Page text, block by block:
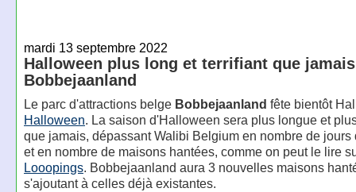
mardi 13 septembre 2022
Halloween plus long et terrifiant que
Bobbejaanland
Le parc d'attractions belge Bobbejaanland fête bientôt
Halloween. La saison d'Halloween sera plus longue et
que jamais, dépassant Walibi Belgium en nombre de jours
et en nombre de maisons hantées, comme on peut le lire
Looopings. Bobbejaanland aura 3 nouvelles maisons
s'ajoutant à celles déjà existantes.